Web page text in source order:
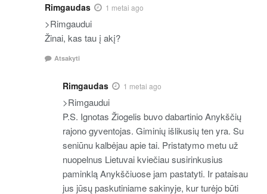
Rimgaudas 1 metai ago
>Rimgaudui
Žinai, kas tau į akį?
Atsakyti
Rimgaudas 1 metai ago
>Rimgaudui
P.S. Ignotas Žiogelis buvo dabartinio Anykščių
rajono gyventojas. Giminių išlikusių ten yra. Su
seniūnu kalbėjau apie tai. Pristatymo metu už
nuopelnus Lietuvai kviečiau susirinkusius
paminklą Anykščiuose jam pastatyti. Ir pataisau
jus jūsų paskutiniame sakinyje, kur turėjo būti